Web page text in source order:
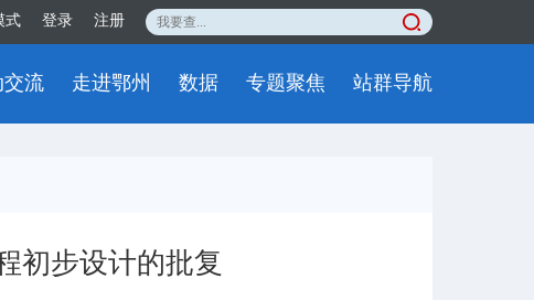
式 登录 注册
交流 走进鄂州 数据 专题聚焦 站群导航
初步设计的批复